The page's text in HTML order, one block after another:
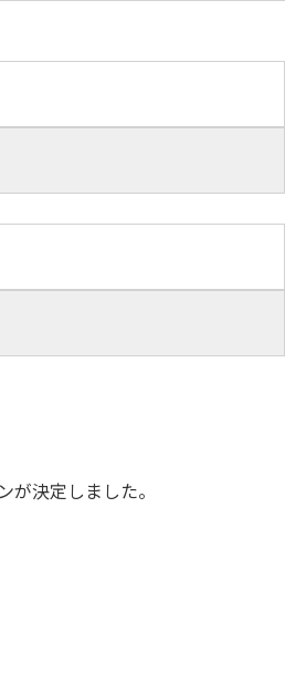
決定しました。